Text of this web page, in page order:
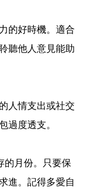
的好時機。適合
聽他人意見能助
人情支出或社交
過度透支。
的月份。只要保
進。記得多愛自